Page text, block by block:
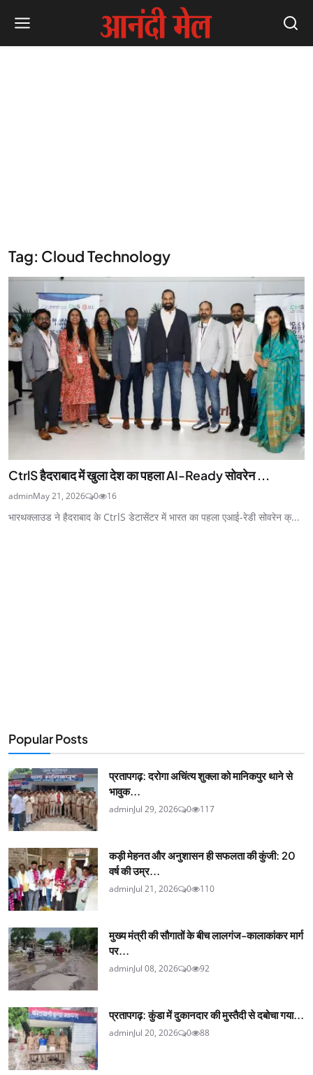
Tag: Cloud Technology
CtrlS हैदराबाद में खुला देश का पहला AI-Ready सोवरेन ...
adminMay 21, 2026 0 16
भारथक्लाउड ने हैदराबाद के CtrlS डेटासेंटर में भारत का पहला एआई-रेडी सोवरेन क्...
Popular Posts
प्रतापगढ़: दरोगा अचिंत्य शुक्ला को मानिकपुर थाने से
भावुक...
adminJul 29, 2026 0 117
कड़ी मेहनत और अनुशासन ही सफलता की कुंजी: 20
वर्ष की उम्र...
adminJul 21, 2026 0 110
मुख्य मंत्री की सौगातों के बीच लालगंज-कालाकांकर मार्ग
पर...
adminJul 08, 2026 0 92
प्रतापगढ़: कुंडा में दुकानदार की मुस्तैदी से दबोचा गया...
adminJul 20, 2026 0 88